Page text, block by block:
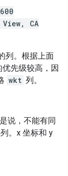
CA
列。根据上面
优先级较高，因
wkt 列。
说，不能有同
。x 坐标和 y